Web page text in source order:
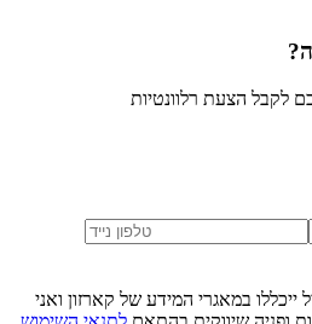
?
לקבל הצעת רלוונטיות
במאגרי המידע של קארזון ואני